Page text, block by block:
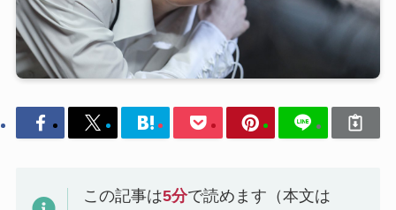
この記事は5分で読めます（本文は